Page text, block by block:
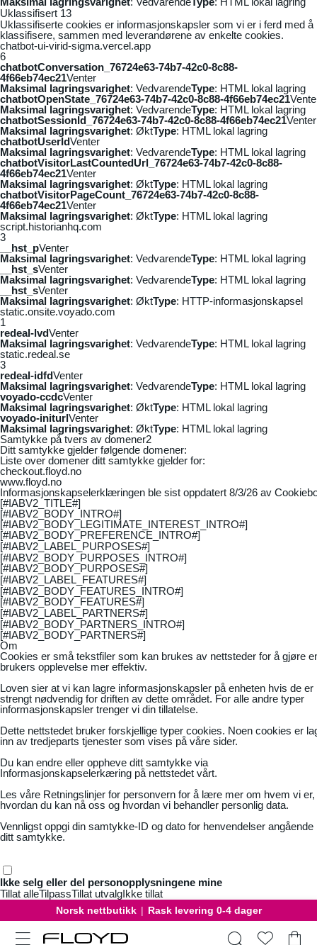
Uklassifisert 13
Uklassifiserte cookies er informasjonskapsler som vi er i ferd med å
klassifisere, sammen med leverandørene av enkelte cookies.
chatbot-ui-virid-sigma.vercel.app
6
chatbotConversation_76724e63-74b7-42c0-8c88-
4f66eb74ec21Venter
Maksimal lagringsvarighet: VedvarendeType: HTML lokal lagring
chatbotOpenState_76724e63-74b7-42c0-8c88-4f66eb74ec21
Maksimal lagringsvarighet: VedvarendeType: HTML lokal lagring
chatbotSessionId_76724e63-74b7-42c0-8c88-4f66eb74ec21Venter
Maksimal lagringsvarighet: ØktType: HTML lokal lagring
chatbotUserIdVenter
Maksimal lagringsvarighet: VedvarendeType: HTML lokal lagring
chatbotVisitorLastCountedUrl_76724e63-74b7-42c0-8c88-
4f66eb74ec21Venter
Maksimal lagringsvarighet: ØktType: HTML lokal lagring
chatbotVisitorPageCount_76724e63-74b7-42c0-8c88-
4f66eb74ec21Venter
Maksimal lagringsvarighet: ØktType: HTML lokal lagring
script.historianhq.com
3
__hst_pVenter
Maksimal lagringsvarighet: VedvarendeType: HTML lokal lagring
__hst_sVenter
Maksimal lagringsvarighet: VedvarendeType: HTML lokal lagring
__hst_sVenter
Maksimal lagringsvarighet: ØktType: HTTP-informasjonskapsel
static.onsite.voyado.com
1
redeal-lvdVenter
Maksimal lagringsvarighet: VedvarendeType: HTML lokal lagring
static.redeal.se
3
redeal-idfdVenter
Maksimal lagringsvarighet: VedvarendeType: HTML lokal lagring
voyado-ccdcVenter
Maksimal lagringsvarighet: ØktType: HTML lokal lagring
voyado-initurlVenter
Maksimal lagringsvarighet: ØktType: HTML lokal lagring
Samtykke på tvers av domener2
Ditt samtykke gjelder følgende domener:
Liste over domener ditt samtykke gjelder for:
checkout.floyd.no
www.floyd.no
Informasjonskapselerklæringen ble sist oppdatert 8/3/26 av
[#IABV2_TITLE#]
[#IABV2_BODY_INTRO#]
[#IABV2_BODY_LEGITIMATE_INTEREST_INTRO#]
[#IABV2_BODY_PREFERENCE_INTRO#]
[#IABV2_LABEL_PURPOSES#]
[#IABV2_BODY_PURPOSES_INTRO#]
[#IABV2_BODY_PURPOSES#]
[#IABV2_LABEL_FEATURES#]
[#IABV2_BODY_FEATURES_INTRO#]
[#IABV2_BODY_FEATURES#]
[#IABV2_LABEL_PARTNERS#]
[#IABV2_BODY_PARTNERS_INTRO#]
[#IABV2_BODY_PARTNERS#]
Om
Cookies er små tekstfiler som kan brukes av nettsteder for å gjøre
brukers opplevelse mer effektiv.
Loven sier at vi kan lagre informasjonskapsler på enheten hvis de er
strengt nødvendig for driften av dette området. For alle andre typer
informasjonskapsler trenger vi din tillatelse.
Dette nettstedet bruker forskjellige typer cookies. Noen cookies er
inn av tredjeparts tjenester som vises på våre sider.
Du kan endre eller oppheve ditt samtykke via
Informasjonskapselerkæring på nettstedet vårt.
Les våre Retningslinjer for personvern for å lære mer om hvem vi er,
hvordan du kan nå oss og hvordan vi behandler personlig data.
Vennligst oppgi din samtykke-ID og dato for henvendelser angående
ditt samtykke.
Ikke selg eller del personopplysningene mine
Tillat alleTilpassTillat utvalgIkke tillat
Norsk nettbutikk | Rask levering 0-4 dager